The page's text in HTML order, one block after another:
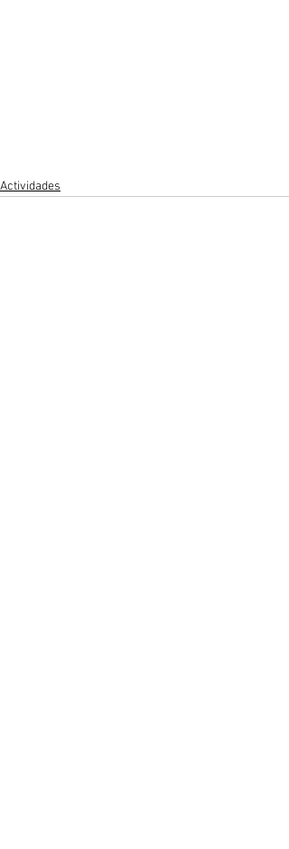
Actividades